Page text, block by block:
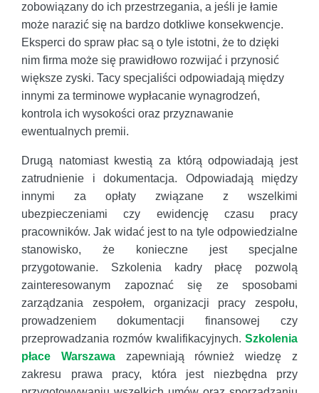
zobowiązany do ich przestrzegania, a jeśli je łamie
może narazić się na bardzo dotkliwe konsekwencje.
Eksperci do spraw płac są o tyle istotni, że to dzięki
nim firma może się prawidłowo rozwijać i przynosić
większe zyski. Tacy specjaliści odpowiadają między
innymi za terminowe wypłacanie wynagrodzeń,
kontrola ich wysokości oraz przyznawanie
ewentualnych premii.
Drugą natomiast kwestią za którą odpowiadają jest
zatrudnienie i dokumentacja. Odpowiadają między
innymi za opłaty związane z wszelkimi
ubezpieczeniami czy ewidencję czasu pracy
pracowników. Jak widać jest to na tyle odpowiedzialne
stanowisko, że konieczne jest specjalne
przygotowanie. Szkolenia kadry płacę pozwolą
zainteresowanym zapoznać się ze sposobami
zarządzania zespołem, organizacji pracy zespołu,
prowadzeniem dokumentacji finansowej czy
przeprowadzania rozmów kwalifikacyjnych. Szkolenia
płace Warszawazapewniają również wiedzę z
zakresu prawa pracy, która jest niezbędna przy